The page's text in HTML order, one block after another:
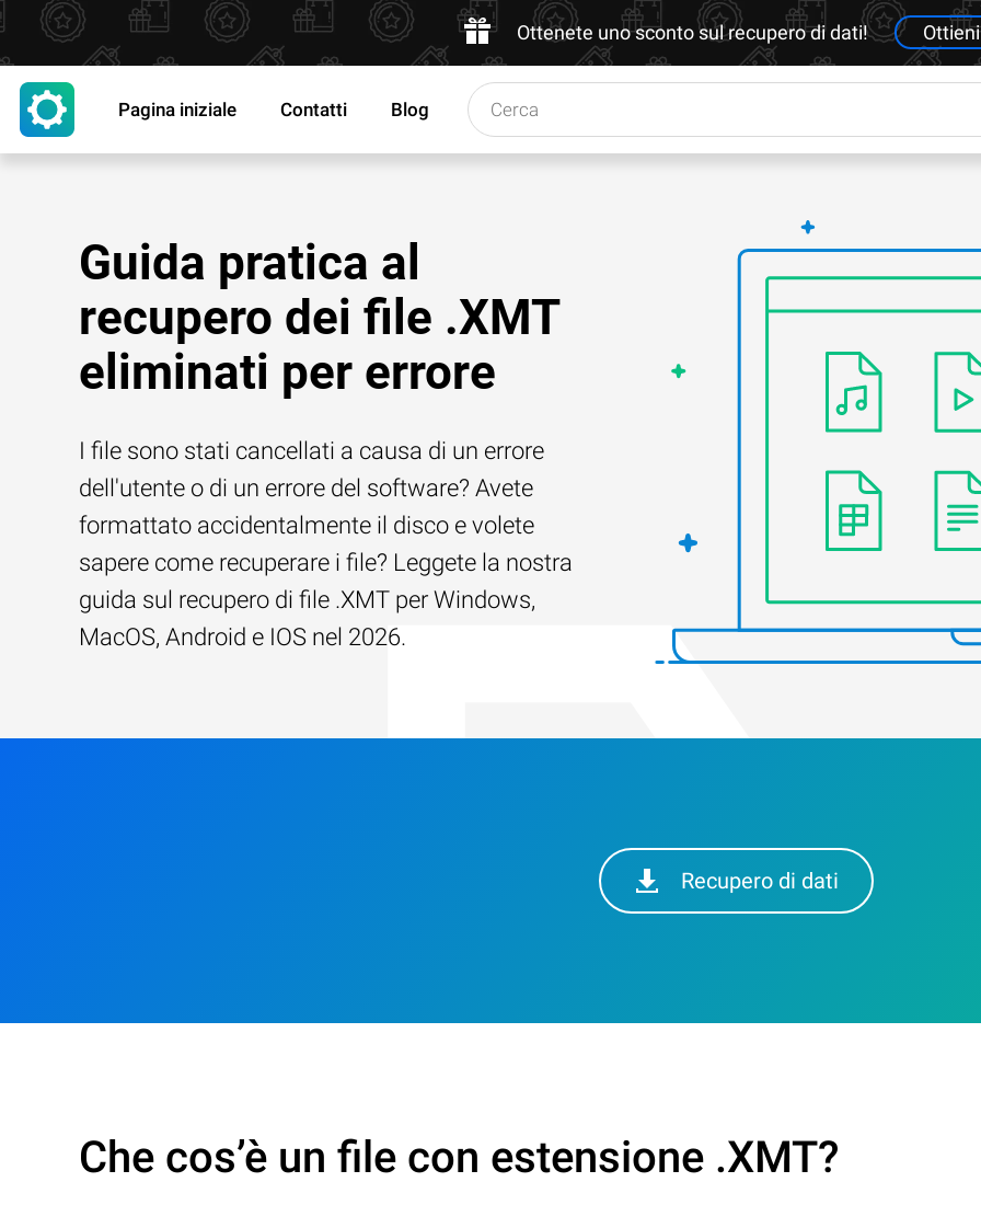
Ottenete uno sconto sul recupero di dati! Ottieni
Pagina iniziale Contatti Blog
Guida pratica al
recupero dei file .XMT
eliminati per errore
I file sono stati cancellati a causa di un errore
dell'utente o di un errore del software? Avete
formattato accidentalmente il disco e volete
sapere come recuperare i file? Leggete la nostra
guida sul recupero di file .XMT per Windows,
MacOS, Android e IOS nel 2026.
Recupero di dati
Che cos’è un file con estensione .XMT?